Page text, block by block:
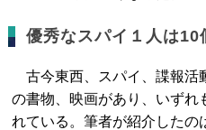
優秀なスパイ１人は10
古今東西、スパイ、諜報活
の書物、映画があり、いずれ
れている。筆者が紹介したの